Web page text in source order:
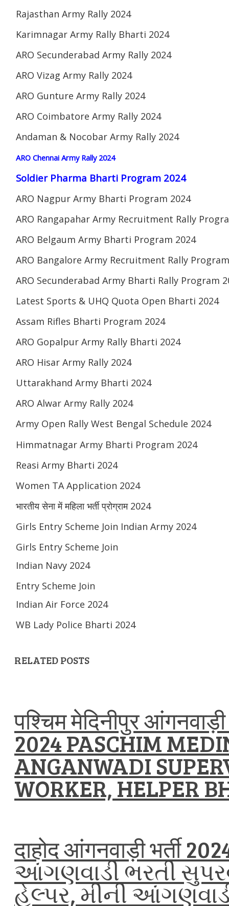
Rajasthan Army Rally 2024
Karimnagar Army Rally Bharti 2024
ARO Secunderabad Army Rally 2024
ARO Vizag Army Rally 2024
ARO Gunture Army Rally 2024
ARO Coimbatore Army Rally 2024
Andaman & Nocobar Army Rally 2024
ARO Chennai Army Rally 2024
Soldier Pharma Bharti Program 2024
ARO Nagpur Army Bharti Program 2024
ARO Rangapahar Army Recruitment Rally
ARO Belgaum Army Bharti Program 2024
ARO Bangalore Army Recruitment Rally
ARO Secunderabad Army Bharti Rally Program
Latest Sports & UHQ Quota Open Bharti 2024
Assam Rifles Bharti Program 2024
ARO Gopalpur Army Rally Bharti 2024
ARO Hisar Army Rally 2024
Uttarakhand Army Bharti 2024
ARO Alwar Army Rally 2024
Army Open Rally West Bengal Schedule 2024
Himmatnagar Army Bharti Program 2024
Reasi Army Bharti 2024
Women TA Application 2024
भारतीय सेना में महिला भर्ती प्रोग्राम 2024
Girls Entry Scheme Join Indian Army 2024
Girls Entry Scheme Join
Indian Navy 2024
Entry Scheme Join
Indian Air Force 2024
WB Lady Police Bharti 2024
RELATED POSTS
पश्चिम मेदिनीपुर आंगनवाड़ी
2024 PASCHIM
ANGANWADI
WORKER, HELPER
दाहोद आंगनवाड़ी भर्ती
આંગણવાડી ભરતી
હેલ્પર, મીની